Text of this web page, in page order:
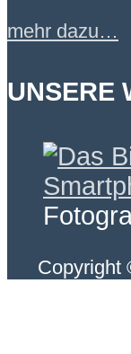
mehr dazu…
UNSERE
Copyright